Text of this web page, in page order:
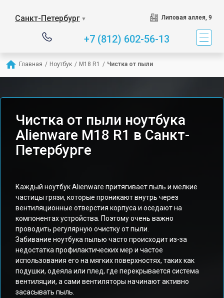
Санкт-Петербург ▼ Липовая аллея, 9
+7 (812) 602-56-13
Главная / Ноутбук / M18 R1 / Чистка от пыли
Чистка от пыли ноутбука
Alienware M18 R1 в Санкт-
Петербурге
Каждый ноутбук Alienware притягивает пыль и мелкие
частицы грязи, которые проникают внутрь через
вентиляционные отверстия корпуса и оседают на
компонентах устройства. Поэтому очень важно
проводить регулярную очистку от пыли.
Забивание ноутбука пылью часто происходит из-за
недостатка профилактических мер и частое
использования его на мягких поверхностях, таких как
подушки, одеяла или плед, где перекрывается система
вентиляции, а сами вентиляторы начинают активно
засасывать пыль.